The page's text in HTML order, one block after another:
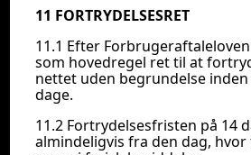
11 FORTRYDELSESRET
11.1 Efter
som hovedregel ret til at
nettet uden begrundelse
dage.
11.2 Fortrydelsesfristen på 14
almindeligvis fra den dag,